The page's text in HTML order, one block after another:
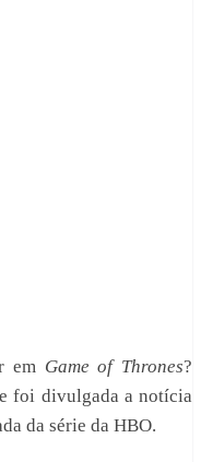
em Game of Thrones?
foi divulgada a notícia
da série da HBO.